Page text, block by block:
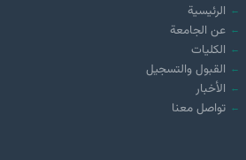
الرئيسية
عن الجامعة
الكليات
القبول والتسجيل
الأخبار
تواصل معنا